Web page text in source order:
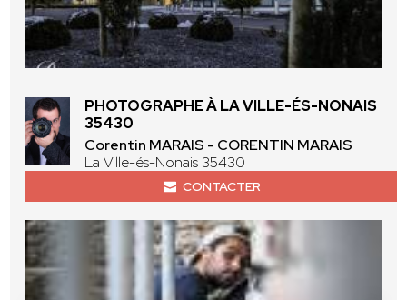
PHOTOGRAPHE À LA VILLE-ÉS-NONAIS
35430
Corentin MARAIS - CORENTIN MARAIS
La Ville-és-Nonais 35430
CONTACTER